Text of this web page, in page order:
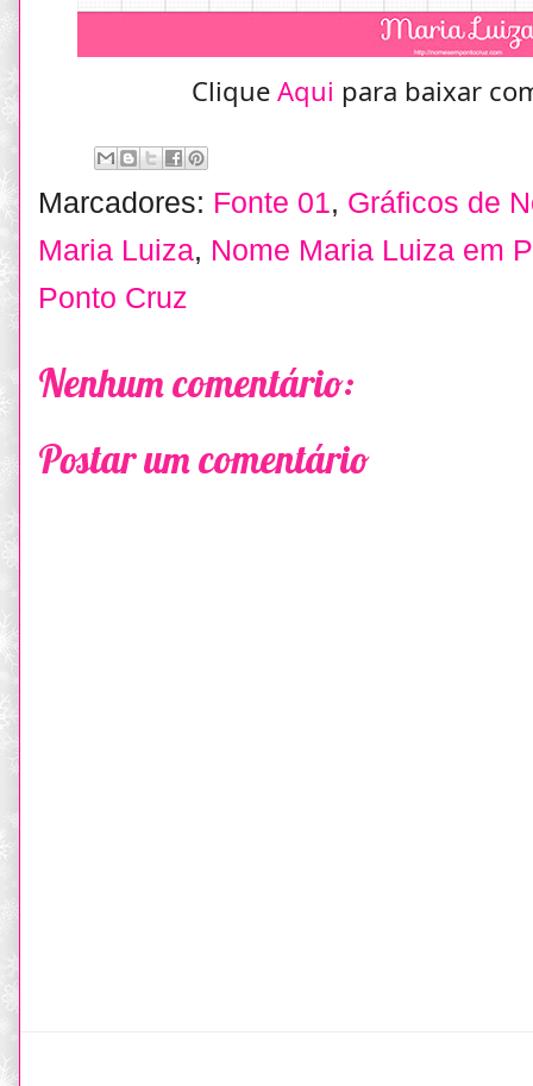
Clique Aqui para baixar
Marcadores: Fonte 01, Gráficos de
Maria Luiza, Nome Maria Luiza em
Ponto Cruz
Nenhum comentário:
Postar um comentário